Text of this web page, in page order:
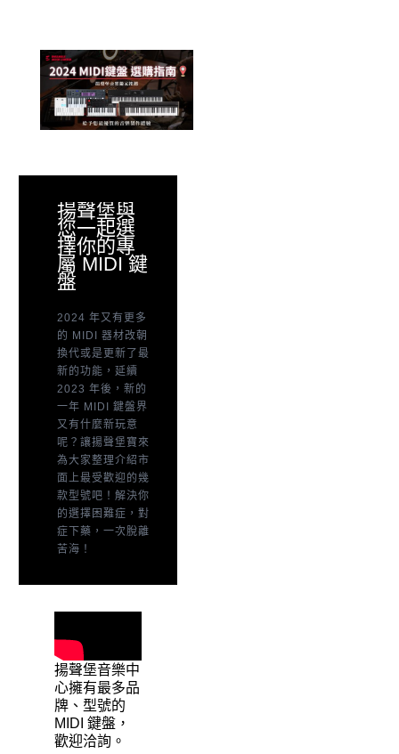
揚聲堡與
您一起選
擇你的專
屬 MIDI 鍵
盤
2024 年又有更多
的 MIDI 器材改朝
換代或是更新了最
新的功能，延續
2023 年後，新的
一年 MIDI 鍵盤界
又有什麼新玩意
呢？讓揚聲堡寶來
為大家整理介紹市
面上最受歡迎的幾
款型號吧！解決你
的選擇困難症，對
症下藥，一次脫離
苦海！
揚聲堡音樂中
心擁有最多品
牌、型號的
MIDI 鍵盤，
歡迎洽詢。